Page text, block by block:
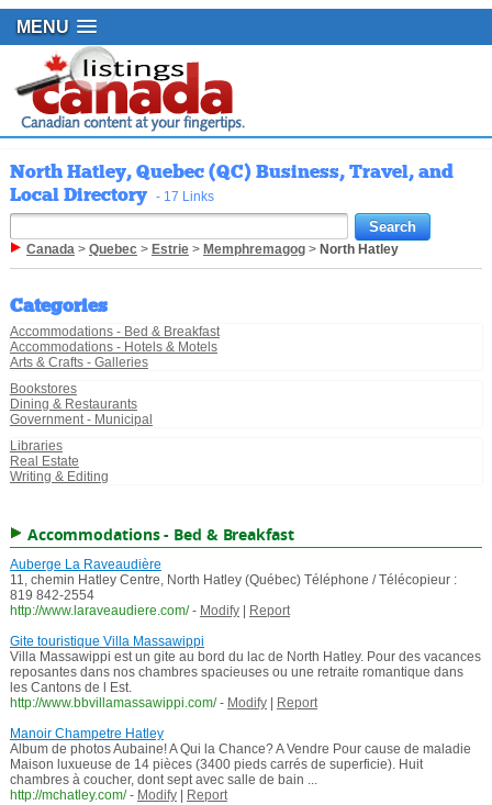
MENU
North Hatley, Quebec (QC) Business, Travel, and
Local Directory - 17 Links
Canada> Quebec> Estrie> Memphremagog> North Hatley
Categories
Accommodations - Bed & Breakfast
Accommodations - Hotels & Motels
Arts & Crafts - Galleries
Bookstores
Dining & Restaurants
Government - Municipal
Libraries
Real Estate
Writing & Editing
Accommodations - Bed & Breakfast
Auberge La Raveaudière
11, chemin Hatley Centre, North Hatley (Québec) Téléphone / Télécopieur :
819 842-2554
http://www.laraveaudiere.com/ - Modify|
Report
Gite touristique Villa Massawippi
Villa Massawippi est un gite au bord du lac de North Hatley. Pour des vacances
reposantes dans nos chambres spacieuses ou une retraite romantique dans
les Cantons de l Est.
http://www.bbvillamassawippi.com/ - Modify|
Report
Manoir Champetre Hatley
Album de photos Aubaine! A Qui la Chance? A Vendre Pour cause de maladie
Maison luxueuse de 14 pièces (3400 pieds carrés de superficie). Huit
chambres à coucher, dont sept avec salle de bain ...
http://mchatley.com/ - Modify|
Report